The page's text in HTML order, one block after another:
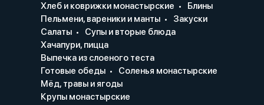
Хлеб и коврижки монастырские
Блины
Пельмени, вареники и манты
Закуски
Салаты
Супы и вторые блюда
Хачапури, пицца
Выпечка из слоеного теста
Готовые обеды
Соленья монастырские
Мёд, травы и ягоды
Крупы монастырские